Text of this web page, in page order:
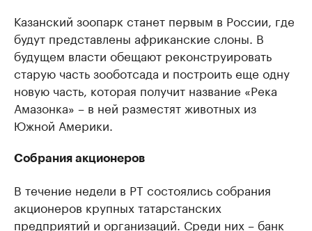
Казанский зоопарк станет первым в России, где
будут представлены африканские слоны. В
будущем власти обещают реконструировать
старую часть зооботсада и построить еще одну
новую часть, которая получит название «Река
Амазонка» – в ней разместят животных из
Южной Америки.
Собрания акционеров
В течение недели в РТ состоялись собрания
акционеров крупных татарстанских
предприятий и организаций. Среди них – банк